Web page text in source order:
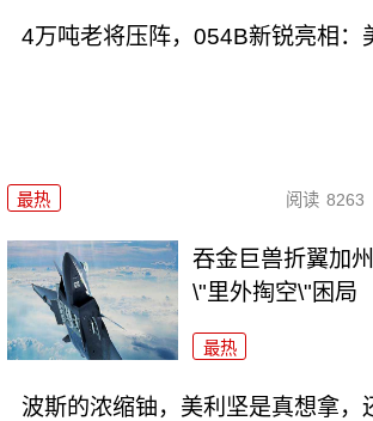
4万吨老将压阵，054B新锐亮相：
最热 阅读 8263
吞金巨兽折翼加
\"里外掏空\"困局
最热
波斯的浓缩铀，美利坚是真想拿，